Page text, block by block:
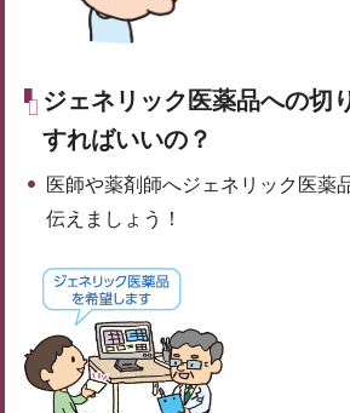
ジェネリック医薬品への切
すればいいの？
医師や薬剤師へジェネリック医薬
伝えましょう！